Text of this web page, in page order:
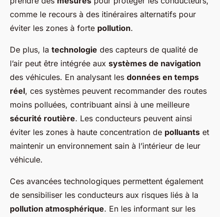
comme le recours à des itinéraires alternatifs pour
éviter les zones à forte pollution.
De plus, la technologie des capteurs de qualité de
l’air peut être intégrée aux systèmes de navigation
des véhicules. En analysant les données en temps
réel, ces systèmes peuvent recommander des routes
moins polluées, contribuant ainsi à une meilleure
sécurité routière. Les conducteurs peuvent ainsi
éviter les zones à haute concentration de polluants et
maintenir un environnement sain à l’intérieur de leur
véhicule.
Ces avancées technologiques permettent également
de sensibiliser les conducteurs aux risques liés à la
pollution atmosphérique. En les informant sur les